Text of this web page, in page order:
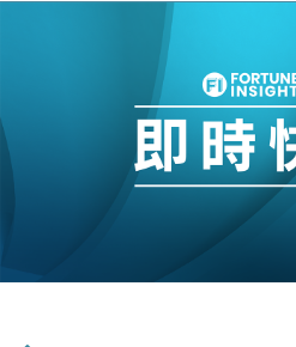
財經｜滙豐上調香港今
及消費表現
本地｜假冒內地執法人
損失近6900萬元
財經｜日經失守6.5萬點
15:47
財經｜恒隆10月換帥 玩
財經｜韓股反覆波動收